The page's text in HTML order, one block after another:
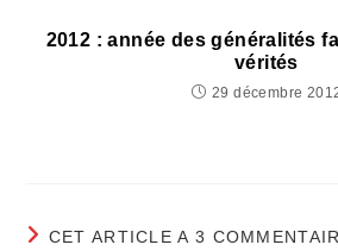
2012 : année des généralités
vérités
29 décembre
CET ARTICLE A 3